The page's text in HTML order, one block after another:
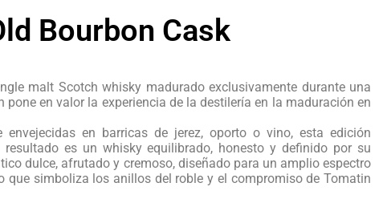
Bourbon Cask
malt Scotch whisky madurado exclusivamente durante una
pone en valor la experiencia de la destilería en la maduración en
envejecidas en barricas de jerez, oporto o vino, esta edición
es un whisky equilibrado, honesto y definido por su
dulce, afrutado y cremoso, diseñado para un amplio espectro
que simboliza los anillos del roble y el compromiso de Tomatin